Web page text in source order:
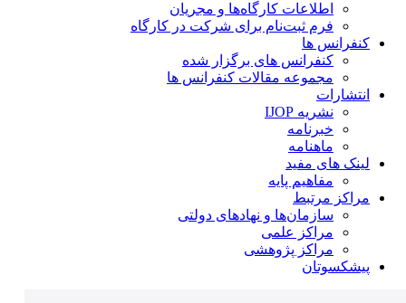
اطلاعات کارگاه‌ها و مجریان
فرم ثبت‌نام برای شرکت در کارگاه
کنفرانس ها
کنفرانس های برگزار شده
مجموعه مقالات کنفرانس ها
انتشارات
نشریه IJOP
خبرنامه
ماهنامه
لینک های مفید
مفاهیم پایه
مراکز مرتبط
سازمان‌ها و نهادهای دولتی
مراکز علمی
مراکز پژوهشی
پیشکسوتان